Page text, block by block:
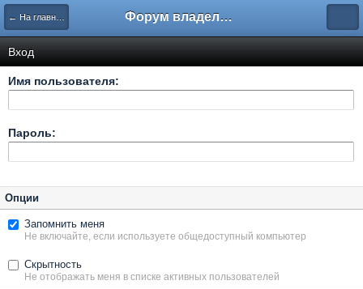
← На главную Форум владельцев интернет-магазинов
Вход
Имя пользователя:
Пароль:
Опции
Запомнить меня
Не включайте, если используете общедоступный компьютер
Скрытность
Не отображать меня в списке активных пользователей